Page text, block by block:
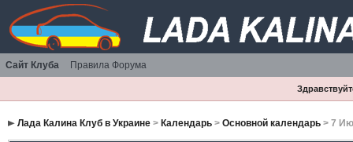
Сайт Клуба Правила Форума
Лада Калина Клуб в Украине> Календарь> Основной календарь> 7